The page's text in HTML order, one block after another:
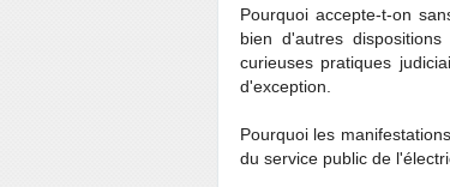
Pourquoi accepte-t-on
bien d'autres
curieuses pratiques
d'exception.
Pourquoi les
du service public de